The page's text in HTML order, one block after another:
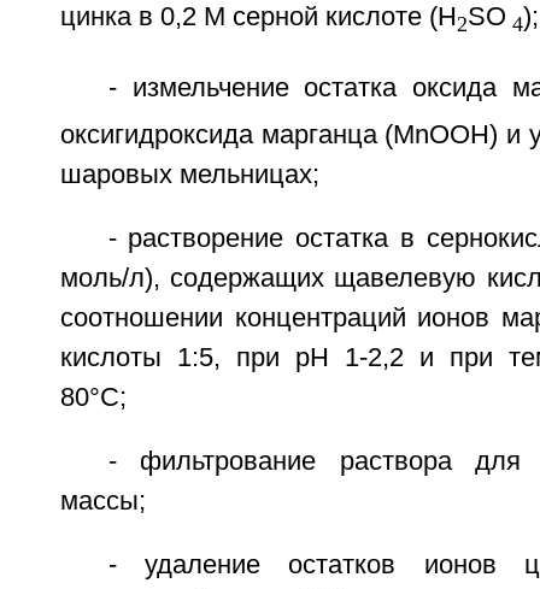
цинка в 0,2 М серной кислоте (H2SO 4);
- измельчение остатка оксида
оксигидроксида марганца (МnООН) и
шаровых мельницах;
- растворение остатка в
моль/л), содержащих щавелевую
соотношении концентраций ионов
кислоты 1:5, при рН 1-2,2 и при
80°С;
- фильтрование раствора для
массы;
- удаление остатков ионов